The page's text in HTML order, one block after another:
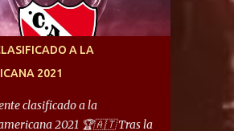
de un clásico de los
la primera división del fútbol
muchos años. Dock Sud es otro
esas tierras, aunque el
A LA
2021
clasificado a la
2021 🏆🇦🇹 Tras la